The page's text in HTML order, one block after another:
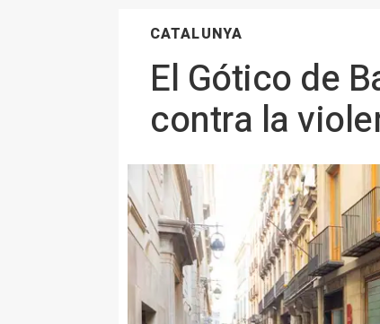
CATALUNYA
El Gótico de
contra la